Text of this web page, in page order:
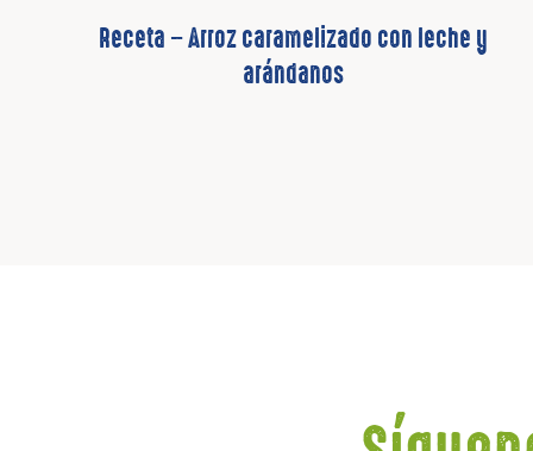
Receta – Arroz caramelizado con leche y
arándanos